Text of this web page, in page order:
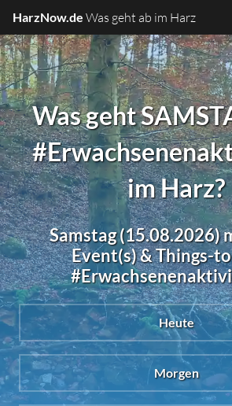
HarzNow.de Was geht ab im Harz
Was geht
im Harz?
Samstag (15.08.2026)
Event(s) & Things-
Heute
Morgen